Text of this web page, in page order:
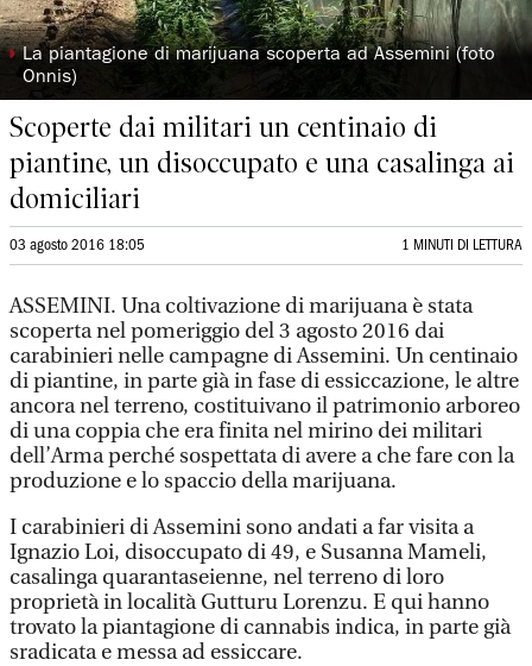
◗La piantagione di marijuana scoperta ad Assemini (foto
Onnis)
Scoperte dai militari un centinaio di
piantine, un disoccupato e una casalinga ai
domiciliari
03 agosto 2016 18:05 1 MINUTI DI LETTURA
ASSEMINI. Una coltivazione di marijuana è stata
scoperta nel pomeriggio del 3 agosto 2016 dai
carabinieri nelle campagne di Assemini. Un centinaio
di piantine, in parte già in fase di essiccazione, le altre
ancora nel terreno, costituivano il patrimonio arboreo
di una coppia che era finita nel mirino dei militari
dell’Arma perché sospettata di avere a che fare con la
produzione e lo spaccio della marijuana.
I carabinieri di Assemini sono andati a far visita a
Ignazio Loi, disoccupato di 49, e Susanna Mameli,
casalinga quarantaseienne, nel terreno di loro
proprietà in località Gutturu Lorenzu. E qui hanno
trovato la piantagione di cannabis indica, in parte già
sradicata e messa ad essiccare.